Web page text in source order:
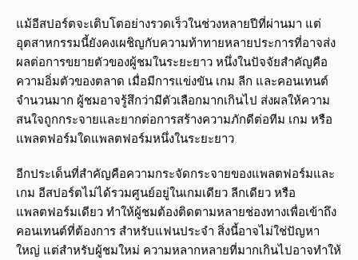
แม้อีสปอร์ตจะเติบโตอย่างรวดเร็วในช่วงหลายปีที่ผ่านมา แต่
อุตสาหกรรมนี้ยังคงเผชิญกับความท้าทายหลายประการที่อาจส่ง
ผลต่อการขยายตัวของผู้ชมในระยะยาว หนึ่งในปัจจัยสำคัญคือ
ความอิ่มตัวของตลาด เมื่อมีการแข่งขัน เกม ลีก และคอนเทนต์
จำนวนมาก ผู้ชมอาจรู้สึกว่ามีตัวเลือกมากเกินไป ส่งผลให้ความ
สนใจถูกกระจายและยากต่อการสร้างความภักดีต่อทีม เกม หรือ
แพลตฟอร์มใดแพลตฟอร์มหนึ่งในระยะยาว
อีกประเด็นที่สำคัญคือความกระจัดกระจายของแพลตฟอร์มและ
เกม อีสปอร์ตไม่ได้รวมศูนย์อยู่ในเกมเดียว ลีกเดียว หรือ
แพลตฟอร์มเดียว ทำให้ผู้ชมต้องติดตามหลายช่องทางเพื่อเข้าถึง
คอนเทนต์ที่ต้องการ สำหรับแฟนประจำ สิ่งนี้อาจไม่ใช่ปัญหา
ใหญ่ แต่สำหรับผู้ชมใหม่ ความหลากหลายที่มากเกินไปอาจทำให้